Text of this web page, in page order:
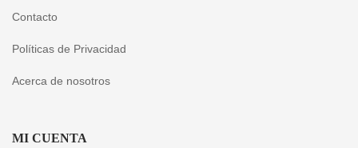
Contacto
Políticas de Privacidad
Acerca de nosotros
MI CUENTA